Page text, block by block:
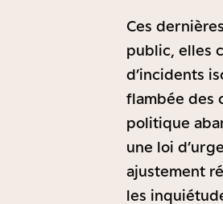
Ces
public, elles
d’incidents
flambée des
politique
une loi
ajustement
les